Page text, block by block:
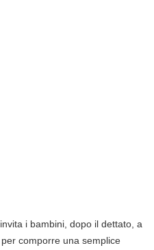
invita i bambini, dopo il dettato, a
per comporre una semplice